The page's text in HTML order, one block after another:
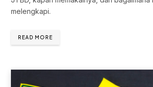
melengkapi.
READ MORE